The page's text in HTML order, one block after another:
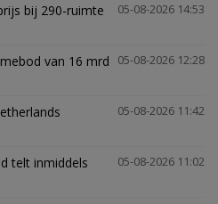
05-08-2026 14:53
bij 290-ruimte
05-08-2026 12:28
van 16 mrd
05-08-2026 11:42
05-08-2026 11:02
telt inmiddels